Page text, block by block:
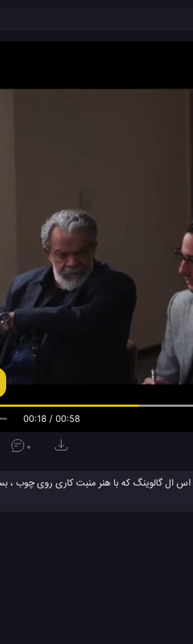
00:19 / 00:58
0
این یک ماکت چوبی ساخته شده از خودروی کلاسیک مرسدس بنز مدل 1955 است. ماشین مرسدس بنز 300 اس ال گالوینگ که با
صرف شده است. با این حال می توانید مراحل
خودروهای قدیمی مرسدس بنز علاقه دارید،